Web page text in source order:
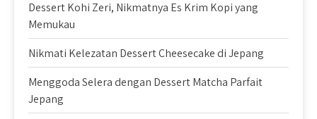
Dessert Kohi Zeri, Nikmatnya Es Krim Kopi yang
Memukau
Nikmati Kelezatan Dessert Cheesecake di Jepang
Menggoda Selera dengan Dessert Matcha Parfait
Jepang